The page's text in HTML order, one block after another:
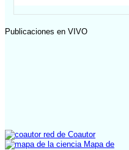
Publicaciones en VIVO
red de Coautor
Mapa de